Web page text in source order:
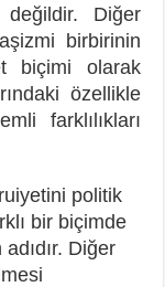
değildir. Diğer
birbirinin
biçimi olarak
özellikle
farklılıkları
politik
bir biçimde
Diğer